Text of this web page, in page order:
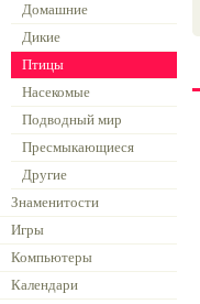
Домашние
Дикие
Птицы
Насекомые
Подводный мир
Пресмыкающиеся
Другие
Знаменитости
Игры
Компьютеры
Календари